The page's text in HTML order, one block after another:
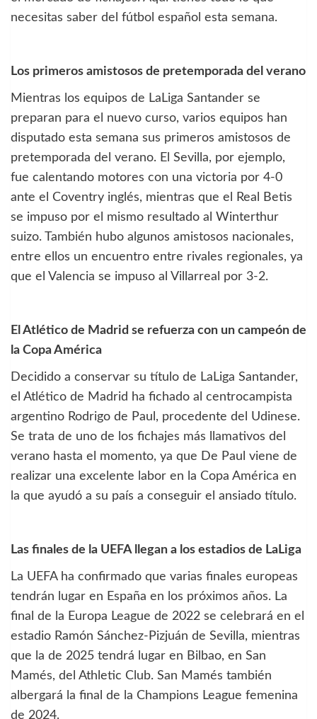
necesitas saber del fútbol español esta semana.
Los primeros amistosos de pretemporada del verano
Mientras los equipos de LaLiga Santander se
preparan para el nuevo curso, varios equipos han
disputado esta semana sus primeros amistosos de
pretemporada del verano. El Sevilla, por ejemplo,
fue calentando motores con una victoria por 4-0
ante el Coventry inglés, mientras que el Real Betis
se impuso por el mismo resultado al Winterthur
suizo. También hubo algunos amistosos nacionales,
entre ellos un encuentro entre rivales regionales, ya
que el Valencia se impuso al Villarreal por 3-2.
El Atlético de Madrid se refuerza con un campeón de
la Copa América
Decidido a conservar su título de LaLiga Santander,
el Atlético de Madrid ha fichado al centrocampista
argentino Rodrigo de Paul, procedente del Udinese.
Se trata de uno de los fichajes más llamativos del
verano hasta el momento, ya que De Paul viene de
realizar una excelente labor en la Copa América en
la que ayudó a su país a conseguir el ansiado título.
Las finales de la UEFA llegan a los estadios de LaLiga
La UEFA ha confirmado que varias finales europeas
tendrán lugar en España en los próximos años. La
final de la Europa League de 2022 se celebrará en el
estadio Ramón Sánchez-Pizjuán de Sevilla, mientras
que la de 2025 tendrá lugar en Bilbao, en San
Mamés, del Athletic Club. San Mamés también
albergará la final de la Champions League femenina
de 2024.